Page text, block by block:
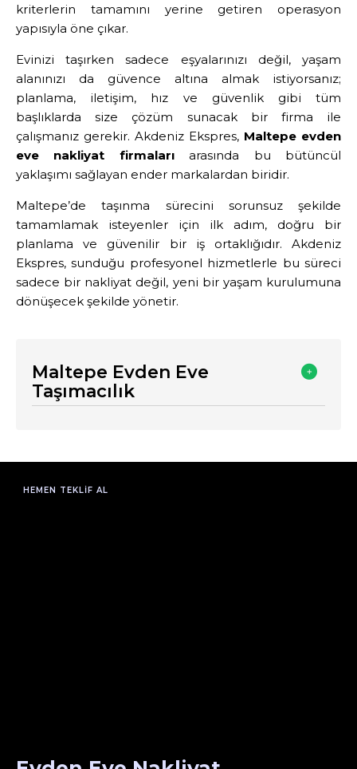
kriterlerin tamamını yerine getiren operasyon
yapısıyla öne çıkar.
Evinizi taşırken sadece eşyalarınızı değil, yaşam
alanınızı da güvence altına almak istiyorsanız;
planlama, iletişim, hız ve güvenlik gibi tüm
başlıklarda size çözüm sunacak bir firma ile
çalışmanız gerekir. Akdeniz Ekspres, Maltepe evden
eve nakliyat firmalarıarasında bu bütüncül
yaklaşımı sağlayan ender markalardan biridir.
Maltepe’de taşınma sürecini sorunsuz şekilde
tamamlamak isteyenler için ilk adım, doğru bir
planlama ve güvenilir bir iş ortaklığıdır. Akdeniz
Ekspres, sunduğu profesyonel hizmetlerle bu süreci
sadece bir nakliyat değil, yeni bir yaşam kurulumuna
dönüşecek şekilde yönetir.
Maltepe Evden Eve
Taşımacılık
HEMEN TEKLIF AL